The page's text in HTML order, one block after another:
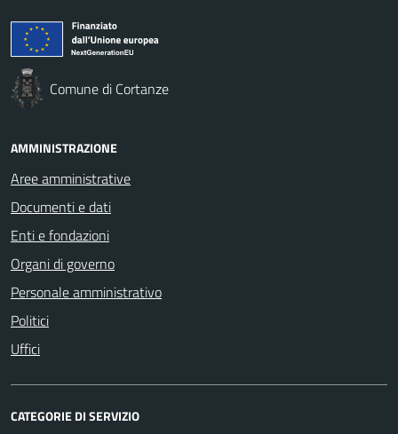
Comune di Cortanze
AMMINISTRAZIONE
Aree amministrative
Documenti e dati
Enti e fondazioni
Organi di governo
Personale amministrativo
Politici
Uffici
CATEGORIE DI SERVIZIO